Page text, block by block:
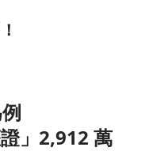
」2,912 萬